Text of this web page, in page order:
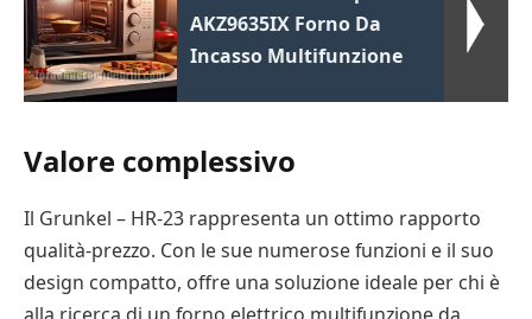
AKZ9635IX Forno Da
Incasso Multifunzione
Valore complessivo
Il Grunkel – HR-23 rappresenta un ottimo rapporto
qualità-prezzo. Con le sue numerose funzioni e il suo
design compatto, offre una soluzione ideale per chi è